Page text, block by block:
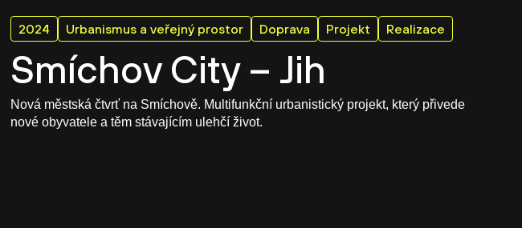
2024 Urbanismus a veřejný prostor Doprava Projekt Realizace
Smíchov City – Jih
Nová městská čtvrť na Smíchově. Multifunkční urbanistický projekt, který přivede
nové obyvatele a těm stávajícím ulehčí život.